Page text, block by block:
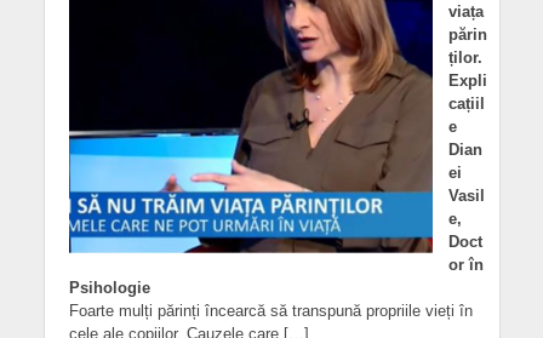
viața
părin
ților.
Expli
cațiil
e
Dian
ei
Vasil
e,
Doct
or în
Psihologie
Foarte mulți părinți încearcă să transpună propriile vieți în
cele ale copiilor. Cauzele care […]